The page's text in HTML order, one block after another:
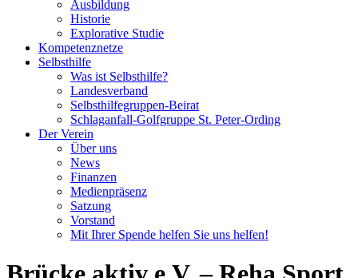
Ausbildung
Historie
Explorative Studie
Kompetenznetze
Selbsthilfe
Was ist Selbsthilfe?
Landesverband
Selbsthilfegruppen-Beirat
Schlaganfall-Golfgruppe St. Peter-Ording
Der Verein
Über uns
News
Finanzen
Medienpräsenz
Satzung
Vorstand
Mit Ihrer Spende helfen Sie uns helfen!